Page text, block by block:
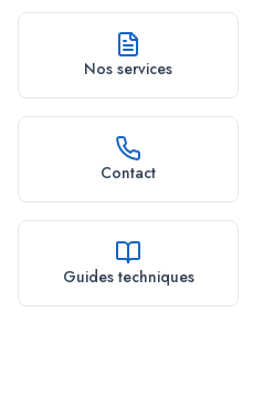
Nos services
Contact
Guides techniques